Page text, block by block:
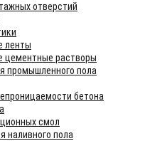
отверстий
ленты
цементные растворы
промышленного пола
бетона
смол
наливного пола